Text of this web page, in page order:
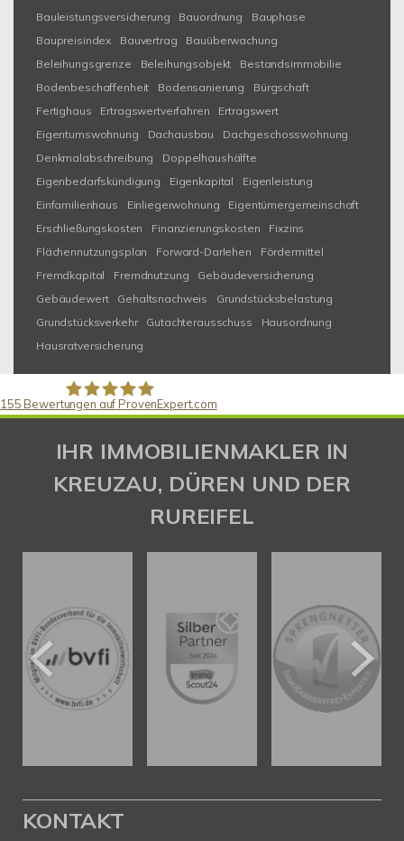
Bauleistungsversicherung
Bauordnung
Bauphase
Baupreisindex
Bauvertrag
Bauüberwachung
Beleihungsgrenze
Beleihungsobjekt
Bestandsimmobilie
Bodenbeschaffenheit
Bodensanierung
Bürgschaft
Fertighaus
Ertragswertverfahren
Ertragswert
Eigentumswohnung
Dachausbau
Dachgeschosswohnung
Denkmalabschreibung
Doppelhaushälfte
Eigenbedarfskündigung
Eigenkapital
Eigenleistung
Einfamilienhaus
Einliegerwohnung
Eigentümergemeinschaft
Erschließungskosten
Finanzierungskosten
Fixzins
Flächennutzungsplan
Forward-Darlehen
Fördermittel
Fremdkapital
Fremdnutzung
Gebäudeversicherung
Gebäudewert
Gehaltsnachweis
Grundstücksbelastung
Grundstücksverkehr
Gutachterausschuss
Hausordnung
Hausratversicherung
Gaspar Immobilienberatung
155 Bewertungen auf ProvenExpert.com
IHR IMMOBILIENMAKLER IN
KREUZAU, DÜREN UND DER
RUREIFEL
KONTAKT